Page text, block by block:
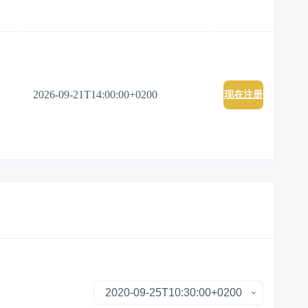
2026-09-21T14:00:00+0200 现在注册